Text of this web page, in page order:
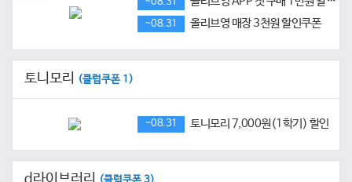
~08.31 올리브영 매장 3천원 할인쿠폰
토니모리 (클럽쿠폰 1)
~08.31 토니모리 7,000원(1학기) 할인
d라이브러리